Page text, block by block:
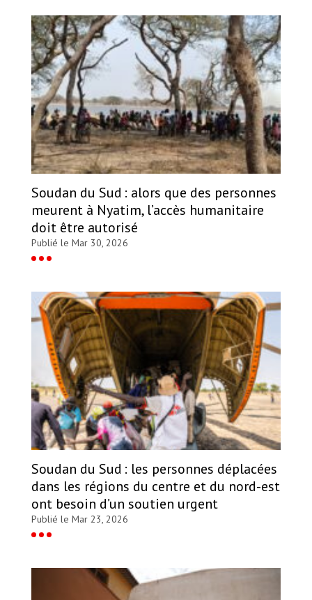
Soudan du Sud : alors que des personnes
meurent à Nyatim, l’accès humanitaire
doit être autorisé
Publié le Mar 30, 2026
Soudan du Sud : les personnes déplacées
dans les régions du centre et du nord-est
ont besoin d’un soutien urgent
Publié le Mar 23, 2026